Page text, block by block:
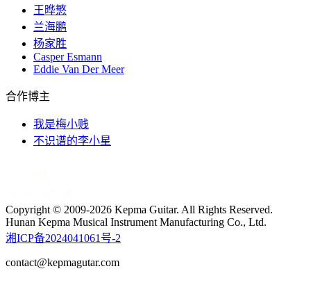
王晔慜
兰海鹏
杨家胜
Casper Esmann
Eddie Van Der Meer
合作博主
我是梅小贱
不识谱的李小星
Copyright © 2009-2026 Kepma Guitar. All Rights Reserved.
Hunan Kepma Musical Instrument Manufacturing Co., Ltd.
湘ICP备2024041061号-2
contact@kepmagutar.com